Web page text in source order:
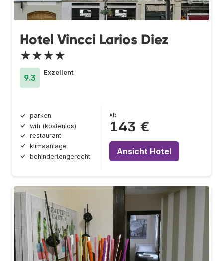
Hotel Vincci Larios Diez
★★★★
9.3
Exzellent
parken
wifi (kostenlos)
restaurant
klimaanlage
behindertengerecht
Ab
143 €
Ansicht Hotel